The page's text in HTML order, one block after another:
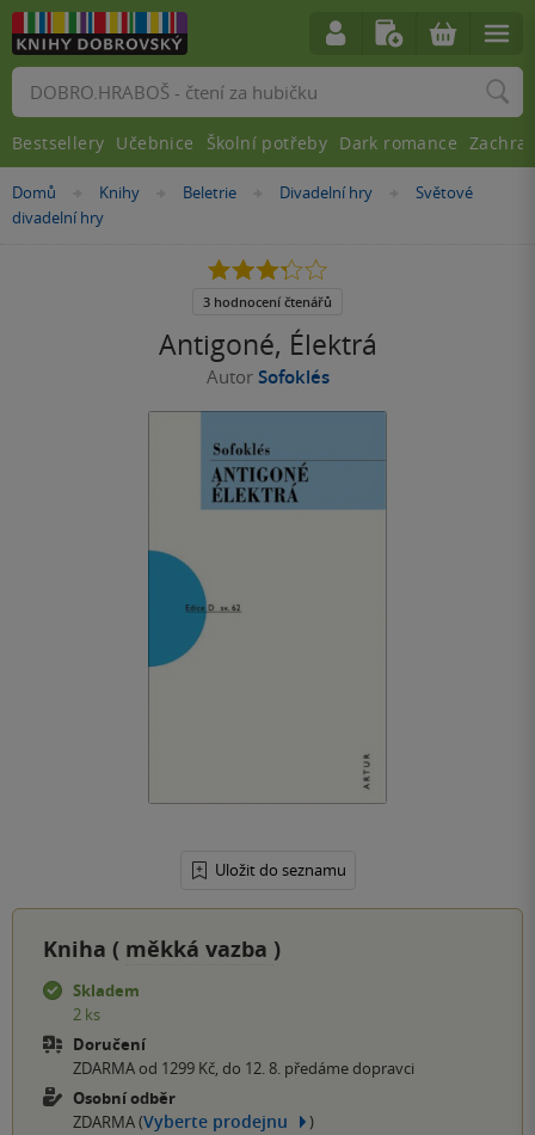
Nacházíte
se
Domů »Knihy »
Beletrie »
Divadelní hry »
Světové
divadelní hry
Antigoné, Élektrá
Autor Sofoklés
Uložit do seznamu
3.3
5
3 hodnocení čtenářů
Kniha ( měkká vazba )
Skladem
2 ks
Doručení
ZDARMA od 1299 Kč, do 12. 8. předáme dopravci
Osobní odběr
ZDARMA (Vyberte prodejnu )
Vyhledávání
Bestsellery Učebnice Školní potřeby Dark romance